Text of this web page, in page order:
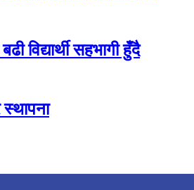
विद्यार्थी सहभागी हुँदै
स्थापना